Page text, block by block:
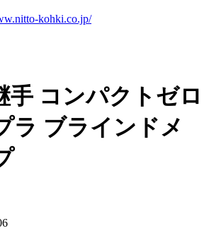
kohki.co.jp/
手 コンパクトゼロ
ラ ブラインドメ